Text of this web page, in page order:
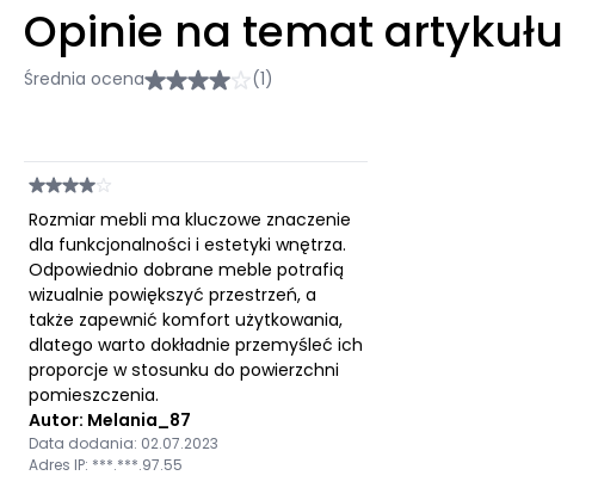
Opinie na temat artykułu
Średnia ocena (1)
Rozmiar mebli ma kluczowe znaczenie
dla funkcjonalności i estetyki wnętrza.
Odpowiednio dobrane meble potrafią
wizualnie powiększyć przestrzeń, a
także zapewnić komfort użytkowania,
dlatego warto dokładnie przemyśleć ich
proporcje w stosunku do powierzchni
pomieszczenia.
Autor: Melania_87
Data dodania: 02.07.2023
Adres IP: ***.***.97.55